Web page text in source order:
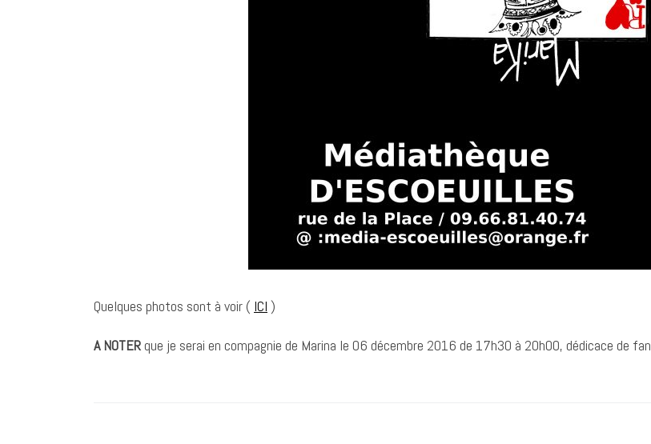
Quelques photos sont à voir ( ICI )
A NOTERque je serai en compagnie de Marina le 06 décembre 2016 de 17h30 à 20h00, dédicace de